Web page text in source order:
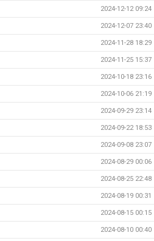
2024-12-12 09:24
2024-12-07 23:40
2024-11-28 18:29
2024-11-25 15:37
2024-10-18 23:16
2024-10-06 21:19
2024-09-29 23:14
2024-09-22 18:53
2024-09-08 23:07
2024-08-29 00:06
2024-08-25 22:48
2024-08-19 00:31
2024-08-15 00:15
2024-08-10 00:40